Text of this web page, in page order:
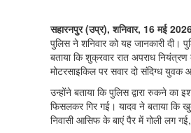
सहारनपुर (उप्र), शनिवार, 16 मई
पुलिस ने शनिवार को यह जानकारी दी।
बताया कि शुक्रवार रात अपराध
मोटरसाइकिल पर सवार दो संदिग्ध युवक
उन्होंने बताया कि पुलिस द्वारा रुकने का
फिसलकर गिर गई। यादव ने बताया कि
निवासी आसिफ के बाएं पैर में गोली लग